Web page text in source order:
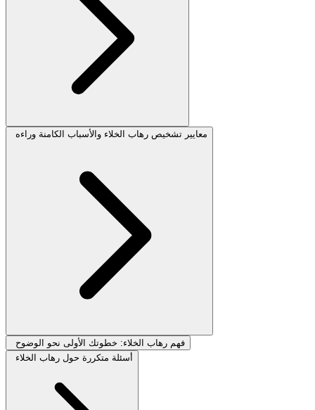
معايير تشخيص رهاب الخلاء والأسباب الكامنة وراءه
فهم رهاب الخلاء: خطوتك الأولى نحو الوضوح
أسئلة متكررة حول رهاب الخلاء